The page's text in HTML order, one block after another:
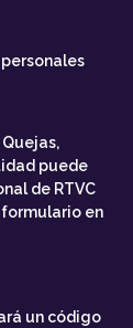
puede
de RTVC
en
un código